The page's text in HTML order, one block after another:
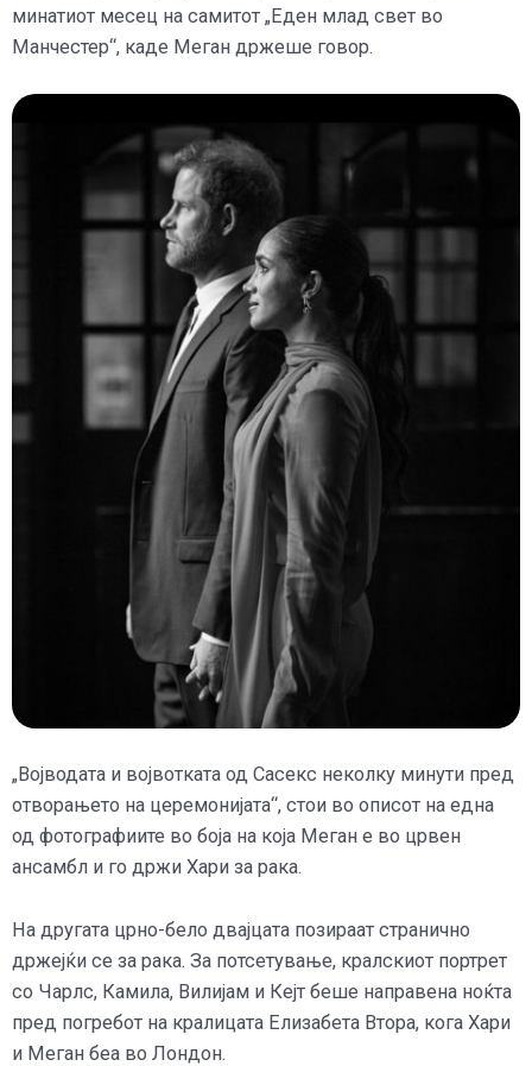
минатиот месец на самитот „Еден млад свет во
Манчестер“, каде Меган држеше говор.
„Војводата и војвотката од Сасекс неколку минути пред
отворањето на церемонијата“, стои во описот на една
од фотографиите во боја на која Меган е во црвен
ансамбл и го држи Хари за рака.
На другата црно-бело двајцата позираат странично
држејќи се за рака. За потсетување, кралскиот портрет
со Чарлс, Камила, Вилијам и Кејт беше направена ноќта
пред погребот на кралицата Елизабета Втора, кога Хари
и Меган беа во Лондон.